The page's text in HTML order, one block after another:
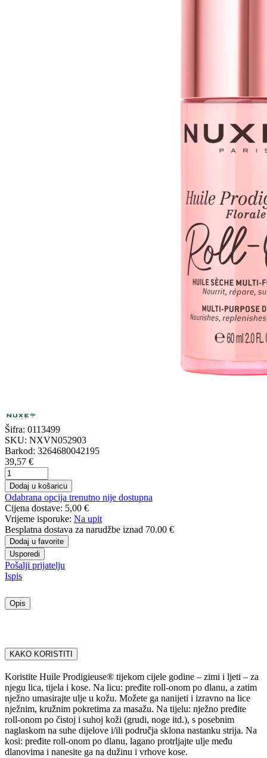
Šifra: 0113499
SKU: NXVN052903
Barkod: 3264680042195
39,57 €
Dodaj u košaricu
Odabrana opcija trenutno nije dostupna
Cijena dostave: 5,00 €
Vrijeme isporuke: Na upit
Besplatna dostava za narudžbe iznad 70.00 €
Dodaj u favorite
Usporedi
Pošalji prijatelju
Ispis
Opis
KAKO KORISTITI
Koristite Huile Prodigieuse® tijekom cijele godine – zimi i ljeti – za
njegu lica, tijela i kose. Na licu: pređite roll-onom po dlanu, a zatim
nježno umasirajte ulje u kožu. Možete ga nanijeti i izravno na lice
nježnim, kružnim pokretima za masažu. Na tijelu: nježno pređite
roll-onom po čistoj i suhoj koži (grudi, noge itd.), s posebnim
naglaskom na suhe dijelove i/ili područja sklona nastanku strija. Na
kosi: pređite roll-onom po dlanu, lagano protrljajte ulje među
dlanovima i nanesite ga na dužinu i vrhove kose.